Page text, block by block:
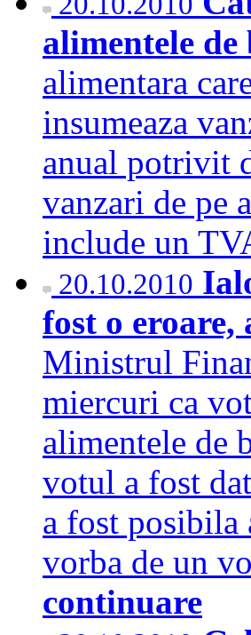
alimentele de
alimentara
insumeaza
anual potrivit
vanzari de pe
include un
20.10.2010
fost o
Ministrul
miercuri ca
alimentele de
votul a fost
a fost posibila
vorba de un
continuare